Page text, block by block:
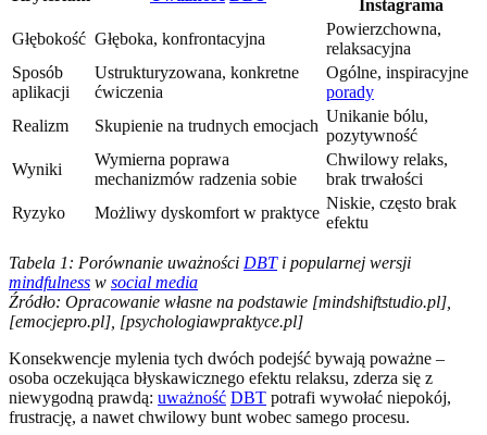
Instagrama
Głębokość Głęboka, konfrontacyjna
Powierzchowna,
relaksacyjna
Sposób
aplikacji
Ustrukturyzowana, konkretne
ćwiczenia
Ogólne, inspiracyjne
porady
Realizm
Skupienie na trudnych emocjach
Unikanie bólu,
pozytywność
Wyniki
Wymierna poprawa
mechanizmów radzenia sobie
Chwilowy relaks,
brak trwałości
Ryzyko
Możliwy dyskomfort w praktyce
Niskie, często brak
efektu
Tabela 1: Porównanie uważności DBTi popularnej wersji
mindfulness w social media
Źródło: Opracowanie własne na podstawie [mindshiftstudio.pl],
[emocjepro.pl], [psychologiawpraktyce.pl]
Konsekwencje mylenia tych dwóch podejść bywają poważne –
osoba oczekująca błyskawicznego efektu relaksu, zderza się z
niewygodną prawdą: uważność DBT potrafi wywołać niepokój,
frustrację, a nawet chwilowy bunt wobec samego procesu.